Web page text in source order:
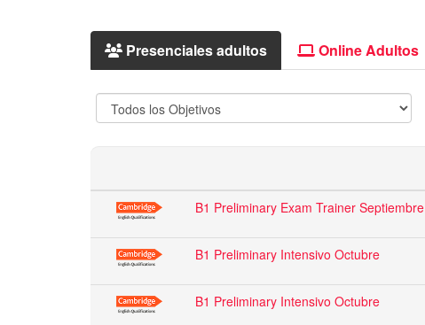
Presenciales adultos Online Adultos
B1 Preliminary Exam Trainer Septiembre
B1 Preliminary Intensivo Octubre
B1 Preliminary Intensivo Octubre